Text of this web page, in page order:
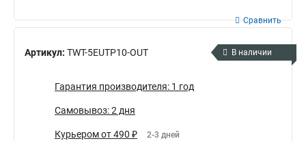
Артикул: TWT-5EUTP10-OUT
Сравнить
В наличии
Гарантия производителя: 1 год
Самовывоз: 2 дня
Курьером от 490 ₽ 2-3 дней